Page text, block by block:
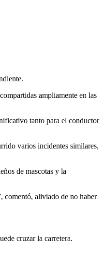
ampliamente en las
tanto para el conductor
varios incidentes similares,
de mascotas y la
comentó, aliviado de no haber
cruzar la carretera.